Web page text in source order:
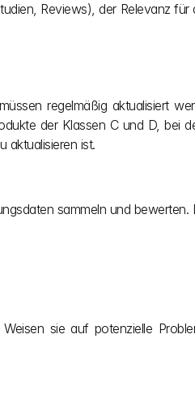
Reviews), der Relevanz für
regelmäßig aktualisiert
der Klassen C und D, bei
aktualisieren ist.
sammeln und bewerten.
sie auf potenzielle